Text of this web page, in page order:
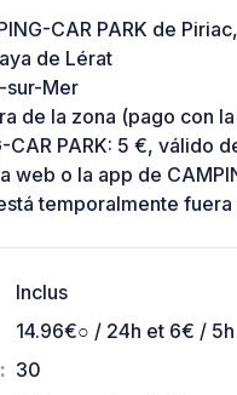
CAR PARK de
de Lérat
sur-Mer
de la zona (pago con
PARK: 5 €, válido
web o la app de
temporalmente
Inclus
14.96€○ / 24h et 6€ / 5h
30